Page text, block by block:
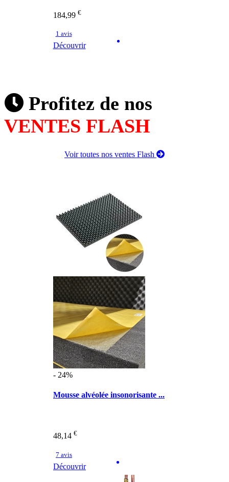
184,99 €
1 avis
Découvrir
Profitez de nos
VENTES FLASH
Voir toutes nos ventes Flash
- 24%
Mousse alvéolée insonorisante ...
48,14 €
7 avis
Découvrir